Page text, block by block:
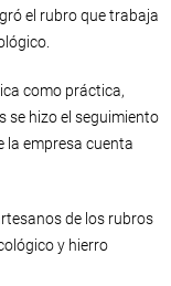
el rubro que trabaja
como práctica,
se hizo el seguimiento
la empresa cuenta
de los rubros
y hierro